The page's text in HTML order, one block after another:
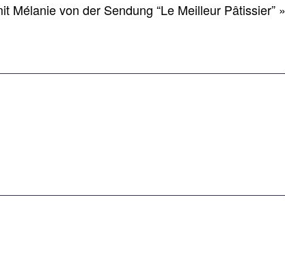
Mélanie von der Sendung “Le Meilleur Pâtissier” »